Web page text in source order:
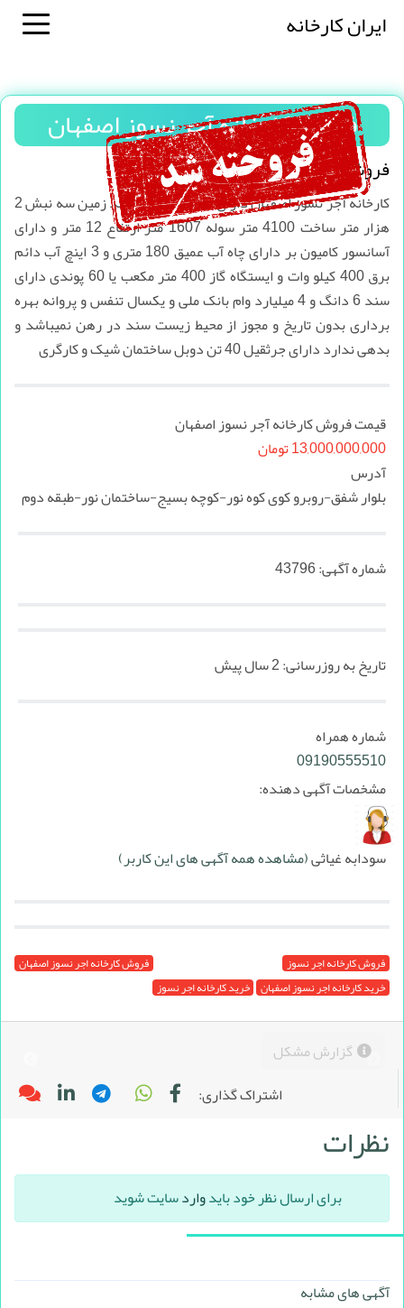
ایران کارخانه
فروش کارخانه آجر نسوز اصفهان
فروش کارخانه آجر نسوز اصفهان
کارخانه آجر نسوز اصفهان دارای شرایط ذیل میباشد زمین سه نبش 2
هزار متر ساخت 4100 متر سوله 1607 متر ارتفاع 12 متر و دارای
آسانسور کامیون بر دارای چاه آب عمیق 180 متری و 3 اینچ آب دائم
برق 400 کیلو وات و ایستگاه گاز 400 متر مکعب یا 60 پوندی دارای
سند 6 دانگ و 4 میلیارد وام بانک ملی و یکسال تنفس و پروانه بهره
برداری بدون تاریخ و مجوز از محیط زیست سند در رهن نمیباشد و
بدهی ندارد دارای جرثقیل 40 تن دوبل ساختمان شیک و کارگری
قیمت فروش کارخانه آجر نسوز اصفهان
13,000,000,000 تومان
آدرس
بلوار شفق-روبرو کوی کوه نور-کوچه بسیج-ساختمان نور-طبقه دوم
شماره آگهی:43796
تاریخ به روزرسانی:2 سال پیش
شماره همراه
09190555510
مشخصات آگهی دهنده:
سودابه غیاثی(مشاهده همه آگهی های این کاربر)
فروش کارخانه اجر نسوز
فروش کارخانه اجر نسوز اصفهان
خرید کارخانه اجر نسوز اصفهان خرید کارخانه اجر نسوز
گزارش مشکل
اشتراک گذاری:
نظرات
برای ارسال نظر خود بایدواردسایت شوید
آگهی های مشابه